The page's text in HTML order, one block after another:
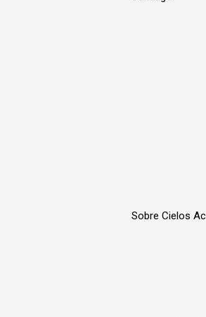
Sobre Cielos